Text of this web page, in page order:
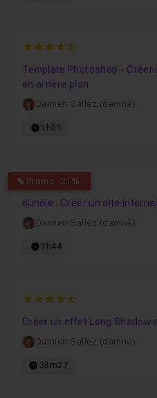
4.875
Template Photoshop - Créer
en arrière plan
Damien Gallez (damné)
1h01
Promo -21%
4.7
Bundle : Créer un site
Damien Gallez (damné)
2h44
4.8181818181818
Créer un effet Long
Damien Gallez (damné)
38m27